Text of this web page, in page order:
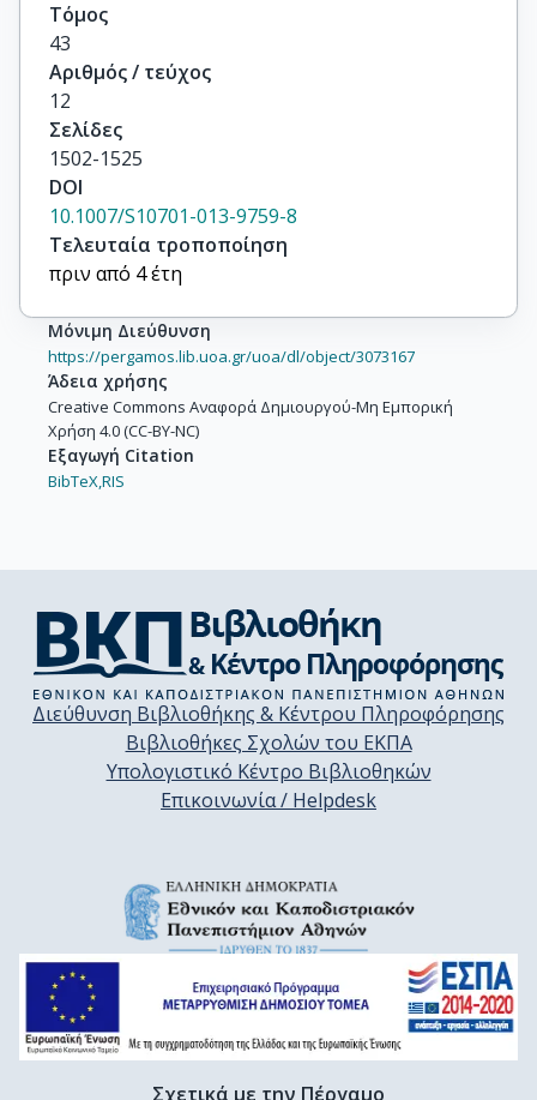
Τόμος
43
Αριθμός / τεύχος
12
Σελίδες
1502-1525
DOI
10.1007/S10701-013-9759-8
Τελευταία τροποποίηση
πριν από 4 έτη
Μόνιμη Διεύθυνση
https://pergamos.lib.uoa.gr/uoa/dl/object/3073167
Άδεια χρήσης
Creative Commons Αναφορά Δημιουργού-Μη Εμπορική
Χρήση 4.0 (CC-BY-NC)
Εξαγωγή Citation
BibTeX,RIS
Διεύθυνση Βιβλιοθήκης & Κέντρου Πληροφόρησης
Βιβλιοθήκες Σχολών του ΕΚΠΑ
Υπολογιστικό Κέντρο Βιβλιοθηκών
Επικοινωνία / Helpdesk
Σχετικά με την Πέργαμο